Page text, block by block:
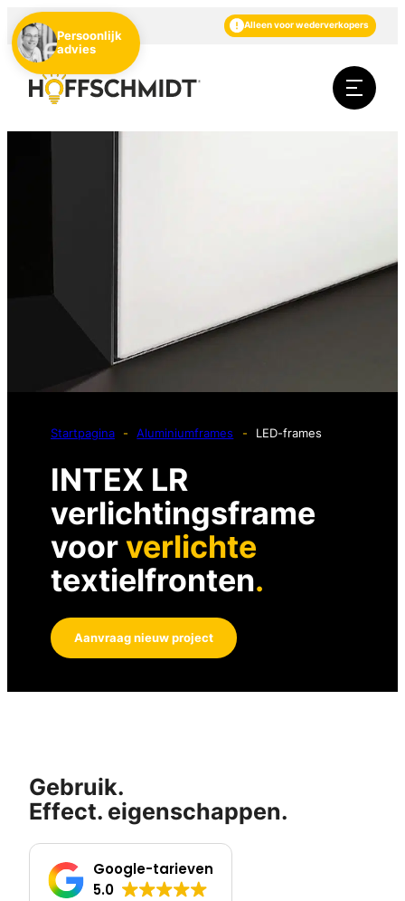
NL DE Alleen voor wederverkopers
Startpagina - Aluminiumframes - LED-frames
INTEX LR
verlichtingsframe
voorverlichte
textielfronten.
Aanvraag nieuw project
Gebruik.
Effect. eigenschappen.
Google-tarieven
5.0
Persoonlijk
advies